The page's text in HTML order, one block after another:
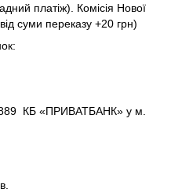
платіж). Комісія Нової
суми переказу +20 грн)
КБ «ПРИВАТБАНК» у м.